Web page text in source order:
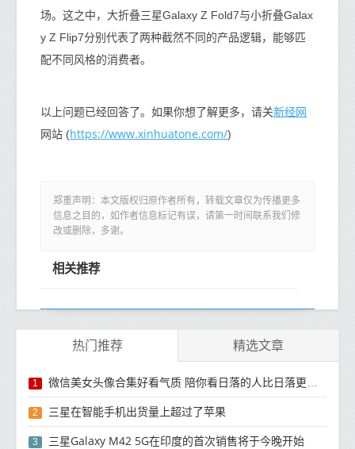
场。这之中，大折叠三星Galaxy Z Fold7与小折叠Galax
y Z Flip7分别代表了两种截然不同的产品逻辑，能够匹
配不同风格的消费者。
以上问题已经回答了。如果你想了解更多，请关新经网
网站 (https://www.xinhuatone.com/)
郑重声明：本文版权归原作者所有，转载文章仅为传播更多
信息之目的，如作者信息标记有误，请第一时间联系我们修
改或删除，多谢。
相关推荐
热门推荐 精选文章
1 微信美女头像合集好看气质 陪你看日落的人比日落更浪漫
2 三星在智能手机出货量上超过了苹果
3 三星Galaxy M42 5G在印度的首次销售将于今晚开始